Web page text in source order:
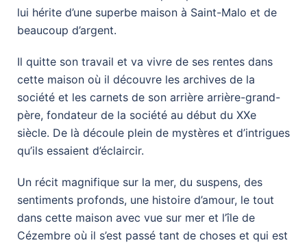
lui hérite d’une superbe maison à Saint-Malo et de
beaucoup d’argent.
Il quitte son travail et va vivre de ses rentes dans
cette maison où il découvre les archives de la
société et les carnets de son arrière arrière-grand-
père, fondateur de la société au début du XXe
siècle. De là découle plein de mystères et d’intrigues
qu’ils essaient d’éclaircir.
Un récit magnifique sur la mer, du suspens, des
sentiments profonds, une histoire d’amour, le tout
dans cette maison avec vue sur mer et l’île de
Cézembre où il s’est passé tant de choses et qui est